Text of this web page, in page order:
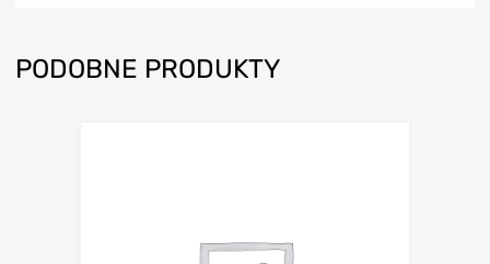
PODOBNE PRODUKTY